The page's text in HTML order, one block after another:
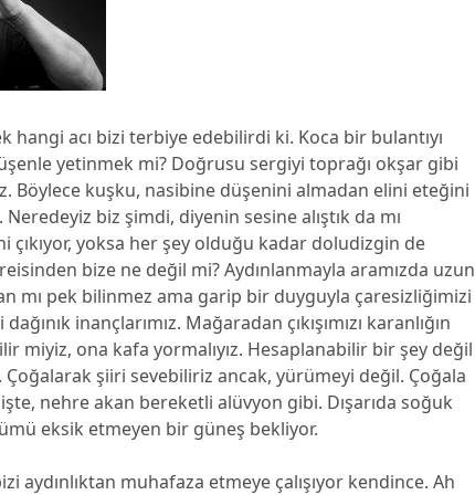
hangi acı bizi terbiye edebilirdi ki. Koca bir bulantıyı
yetinmek mi? Doğrusu sergiyi toprağı okşar gibi
Böylece kuşku, nasibine düşenini almadan elini eteğini
biz şimdi, diyenin sesine alıştık da mı
çıkıyor, yoksa her şey olduğu kadar doludizgin de
bize ne değil mi? Aydınlanmayla aramızda uzun
mı pek bilinmez ama garip bir duyguyla çaresizliğimizi
inançlarımız. Mağaradan çıkışımızı karanlığın
miyiz, ona kafa yormalıyız. Hesaplanabilir bir şey değil
şiiri sevebiliriz ancak, yürümeyi değil. Çoğala
işte, nehre akan bereketli alüvyon gibi. Dışarıda soğuk
eksik etmeyen bir güneş bekliyor.
aydınlıktan muhafaza etmeye çalışıyor kendince. Ah